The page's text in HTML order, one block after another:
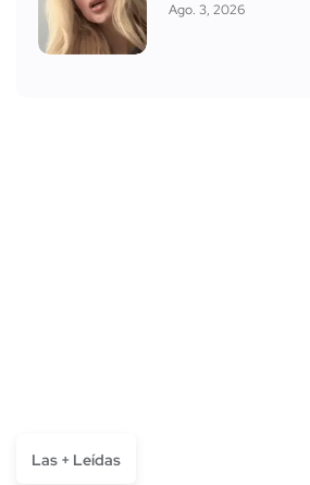
Ago. 3, 2026
Las + Leídas